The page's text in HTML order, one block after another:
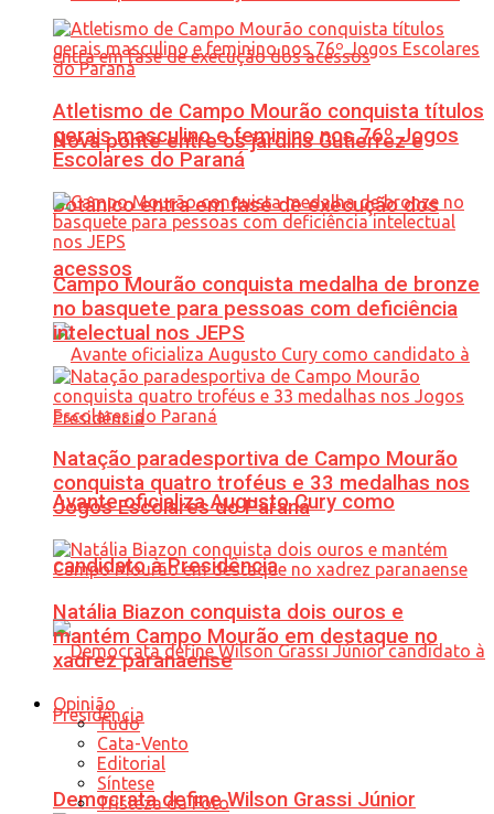
Nova ponte entre os jardins Gutierrez e
Botânico entra em fase de execução dos
acessos
Avante oficializa Augusto Cury como
candidato à Presidência
Democrata define Wilson Grassi Júnior
Atletismo de Campo Mourão conquista títulos
gerais masculino e feminino nos 76º Jogos
Escolares do Paraná
Campo Mourão conquista medalha de bronze
no basquete para pessoas com deficiência
intelectual nos JEPS
Natação paradesportiva de Campo Mourão
conquista quatro troféus e 33 medalhas nos
Jogos Escolares do Paraná
Natália Biazon conquista dois ouros e
mantém Campo Mourão em destaque no
xadrez paranaense
Opinião
Tudo
Cata-Vento
Editorial
Síntese
Tristeza da Foto